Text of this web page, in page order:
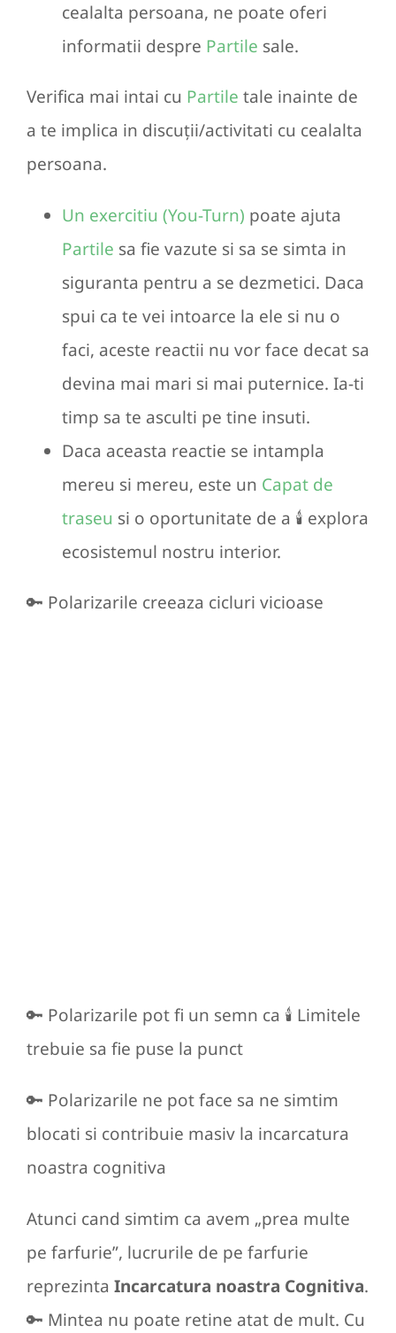
cealalta persoana, ne poate oferi
informatii despre Partile sale.
Verifica mai intai cu Partile tale inainte de
a te implica in discuții/activitati cu cealalta
persoana.
Un exercitiu (You-Turn) poate ajuta
Partile sa fie vazute si sa se simta in
siguranta pentru a se dezmetici. Daca
spui ca te vei intoarce la ele si nu o
faci, aceste reactii nu vor face decat sa
devina mai mari si mai puternice. Ia-ti
timp sa te asculti pe tine insuti.
Daca aceasta reactie se intampla
mereu si mereu, este un Capat de
traseu si o oportunitate de a 🕯️ explora
ecosistemul nostru interior.
🔑 Polarizarile creeaza cicluri vicioase
🔑 Polarizarile pot fi un semn ca 🕯️ Limitele
trebuie sa fie puse la punct
🔑 Polarizarile ne pot face sa ne simtim
blocati si contribuie masiv la incarcatura
noastra cognitiva
Atunci cand simtim ca avem „prea multe
pe farfurie”, lucrurile de pe farfurie
reprezinta Incarcatura noastra Cognitiva.
🔑 Mintea nu poate retine atat de mult. Cu